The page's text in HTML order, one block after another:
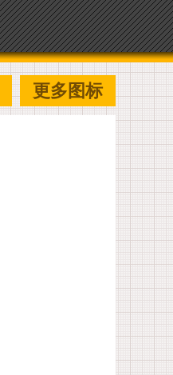
更多图标